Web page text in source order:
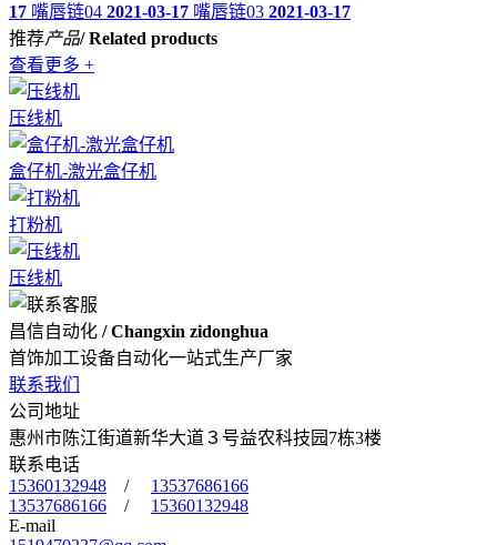
17 嘴唇链04 2021-03-17 嘴唇链03 2021-03-17
推荐产品/ Related products
查看更多 +
压线机
盒仔机-激光盒仔机
打粉机
压线机
昌信自动化 / Changxin zidonghua
首饰加工设备自动化一站式生产厂家
联系我们
公司地址
惠州市陈江街道新华大道３号益农科技园7栋3楼
联系电话
15360132948 / 13537686166
13537686166 / 15360132948
E-mail